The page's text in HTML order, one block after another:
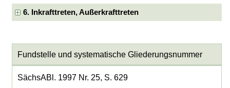
6. Inkrafttreten, Außerkrafttreten
Fundstelle und systematische Gliederungsnummer
SächsABl. 1997 Nr. 25, S. 629